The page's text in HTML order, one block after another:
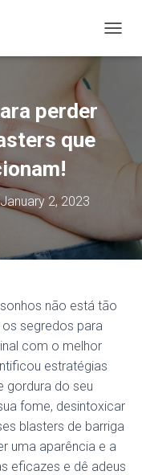
O
I
perder
que
January 2, 2023
não está tão
os segredos para
com o melhor
estratégias
gordura do seu
fome, desintoxicar
blasters de barriga
uma aparência e a
eficazes e dê adeus